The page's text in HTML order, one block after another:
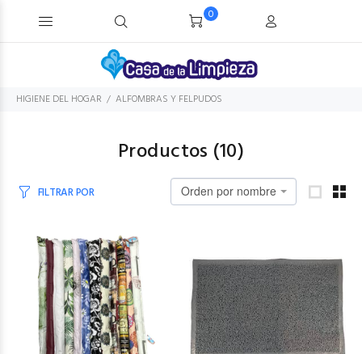
0
HIGIENE DEL HOGAR ALFOMBRAS Y FELPUDOS
Productos (10)
FILTRAR POR Orden por nombre